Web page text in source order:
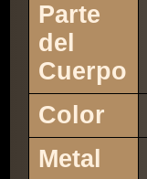
Parte
del
Cuerpo
Color
Metal